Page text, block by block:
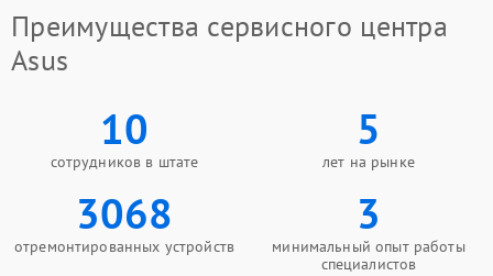
Преимущества сервисного центра
Asus
10
сотрудников в штате
5
лет на рынке
3068
отремонтированных устройств
3
минимальный опыт работы
специалистов